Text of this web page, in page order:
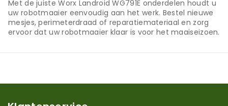
Met de juiste Worx Landroid WG791E onderdelen houdt u
uw robotmaaier eenvoudig aan het werk. Bestel nieuwe
mesjes, perimeterdraad of reparatiemateriaal en zorg
ervoor dat uw robotmaaier klaar is voor het maaiseizoen.